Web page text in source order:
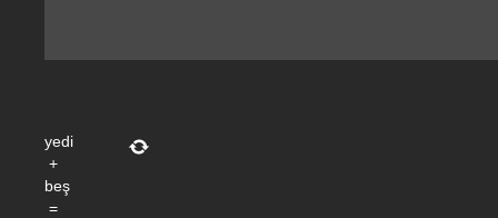
yedi
+
beş
=